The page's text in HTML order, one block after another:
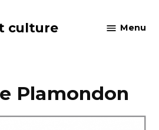
culture Menu
Plamondon